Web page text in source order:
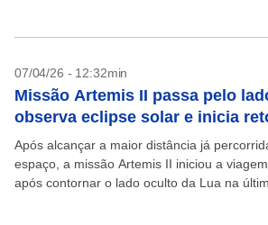
07/04/26 - 12:32min
Missão Artemis II passa pelo
observa eclipse solar e inicia
Após alcançar a maior distância já
espaço, a missão Artemis II iniciou a
após contornar o lado oculto da Lua na